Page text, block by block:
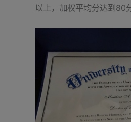
以上，加权平均分达到80